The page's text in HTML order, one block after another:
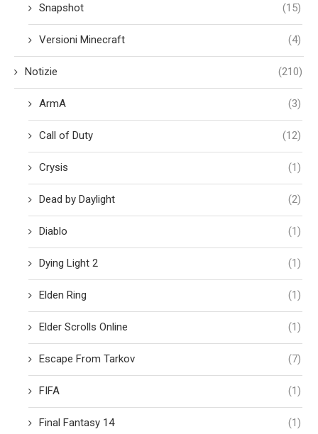
Snapshot (15)
Versioni Minecraft (4)
Notizie (210)
ArmA (3)
Call of Duty (12)
Crysis (1)
Dead by Daylight (2)
Diablo (1)
Dying Light 2 (1)
Elden Ring (1)
Elder Scrolls Online (1)
Escape From Tarkov (7)
FIFA (1)
Final Fantasy 14 (1)